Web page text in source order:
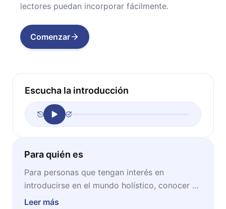
lectores puedan incorporar fácilmente.
Comenzar
Escucha la introducción
Para quién es
Para personas que tengan interés en
introducirse en el mundo holístico, conocer un
poco sobre el funcionamiento de los chakras
Leer más